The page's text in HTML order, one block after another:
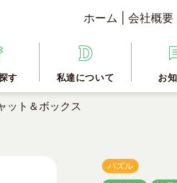
ホーム 会社概要
す 私達について お
ット＆ボックス
パズル